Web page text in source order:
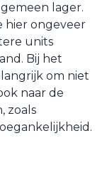
lager.
hier ongeveer
units
Bij het
om niet
naar de
zoals